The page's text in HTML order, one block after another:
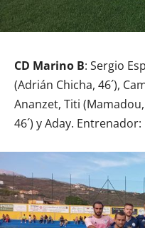
CD Marino B: Sergio
(Adrián Chicha, 46´),
Ananzet, Titi
46´) y Aday.